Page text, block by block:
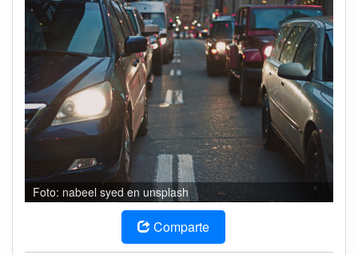
Foto: nabeel syed en unsplash
Comparte